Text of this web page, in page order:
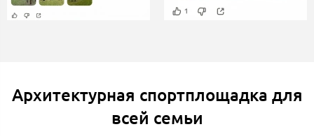
Архитектурная спортплощадка для
всей семьи